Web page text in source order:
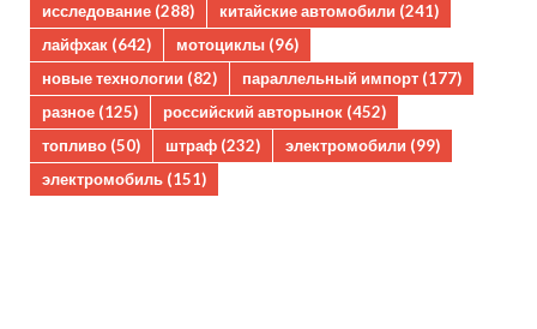
исследование (288) китайские автомобили (241)
лайфхак (642) мотоциклы (96)
новые технологии (82) параллельный импорт (177)
разное (125) российский авторынок (452)
топливо (50) штраф (232) электромобили (99)
электромобиль (151)